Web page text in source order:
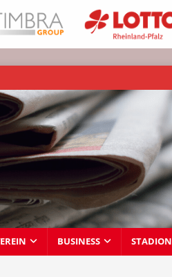
BUSINESS STADION